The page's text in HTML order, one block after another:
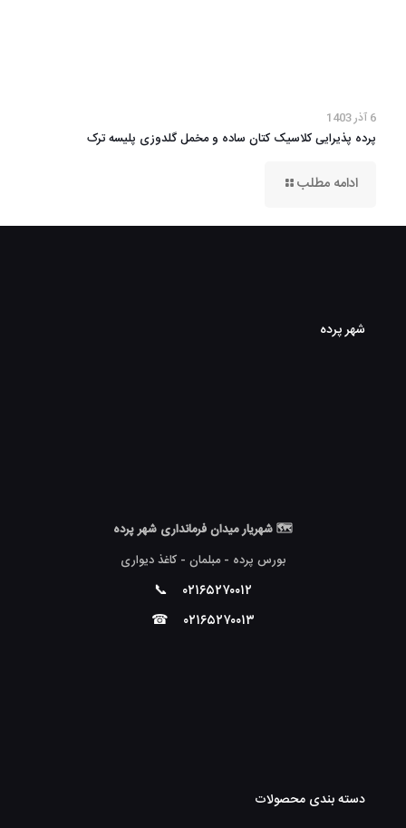
6 آذر 1403
پرده پذیرایی کلاسیک کتان ساده و مخمل گلدوزی پلیسه ترک
ادامه مطلب
شهر پرده
🗺 شهریار میدان فرمانداری شهر پرده
بورس پرده - مبلمان - کاغذ دیواری
۰۲۱۶۵۲۷۰۰۱۲ 📞
۰۲۱۶۵۲۷۰۰۱۳ ☎
دسته بندی محصولات